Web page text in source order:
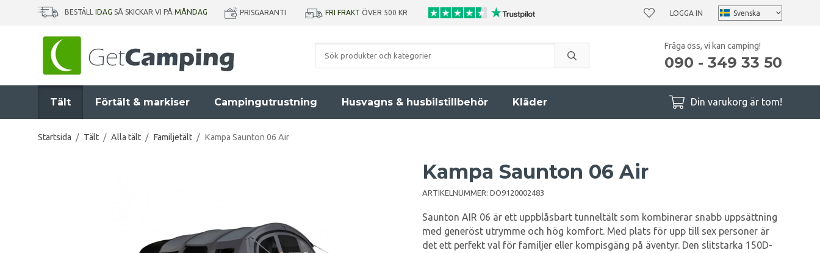
BESTÄLL IDAG SÅ SKICKAR VI PÅ MÅNDAG PRISGARANTI FRI FRAKT ÖVER 500 KR LOGGA IN
Fråga oss, vi kan camping!
090 - 349 33 50
Tält Förtält & markiser Campingutrustning Husvagns & husbilstillbehör Kläder Din varukorg är tom!
Startsida / Tält / Alla tält / Familjetält / Kampa Saunton 06 Air
Kampa Saunton 06 Air
ARTIKELNUMMER: DO9120002483
Saunton AIR 06 är ett uppblåsbart tunneltält som kombinerar snabb uppsättning
med generöst utrymme och hög komfort. Med plats för upp till sex personer är
det ett perfekt val för familjer eller kompisgäng på äventyr. Den slitstarka 150D-